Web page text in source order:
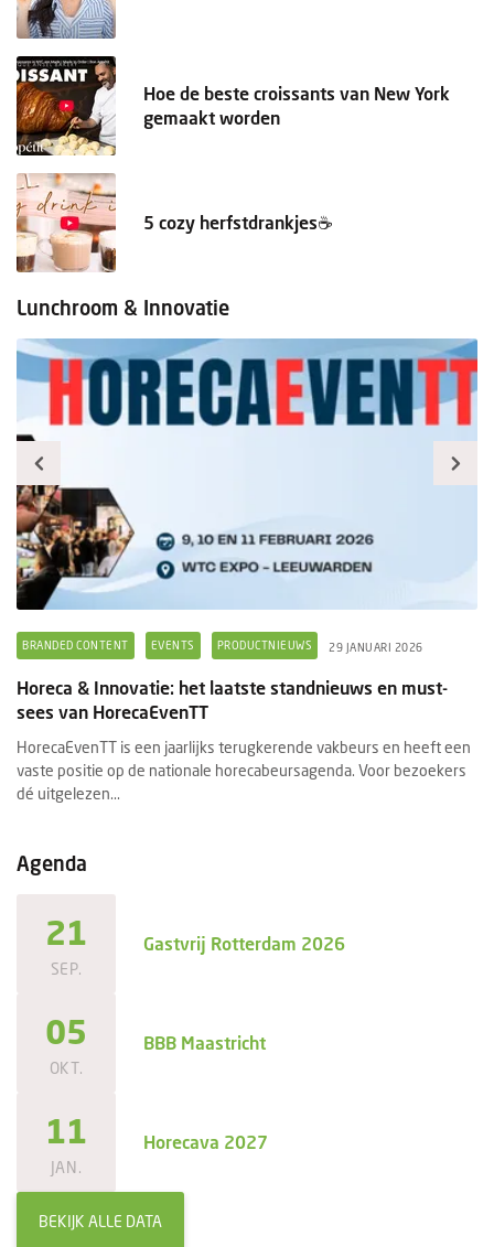
Hoe de beste croissants van New York
gemaakt worden
5 cozy herfstdrankjes☕️
Lunchroom & Innovatie
BRANDED CONTENT EVENTS PRODUCTNIEUWS 29 JANUARI 2026
Horeca & Innovatie: het laatste standnieuws en must-
sees van HorecaEvenTT
HorecaEvenTT is een jaarlijks terugkerende vakbeurs en heeft een
vaste positie op de nationale horecabeursagenda. Voor bezoekers
dé uitgelezen...
Agenda
21
SEP.
Gastvrij Rotterdam 2026
05
OKT.
BBB Maastricht
11
JAN.
Horecava 2027
BEKIJK ALLE DATA